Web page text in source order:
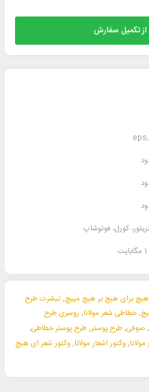
از تکمیل سفارش
کورل، فوتوشاپ
برای هیچ بر هیچ مپیچ,تیشرت طرح
,خطاطی شعر مولانا, روسری طرح
,صوفی,طرح پوستر,طرح پوستر خطاطی,
,وکتور اشعار مولانا,وکتور شعر ای هیچ